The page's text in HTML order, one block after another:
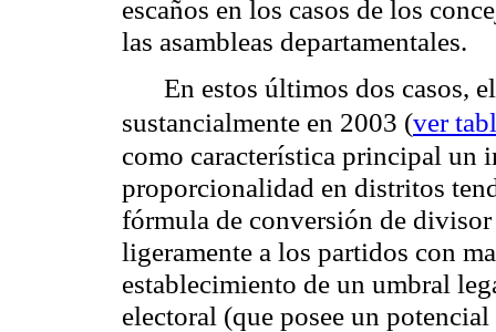
escaños en los casos de los
las asambleas departamentales.
En estos últimos dos casos,
sustancialmente en 2003 (ver
como característica principal un
proporcionalidad en distritos
fórmula de conversión de
ligeramente a los partidos con
establecimiento de un umbral
electoral (que posee un